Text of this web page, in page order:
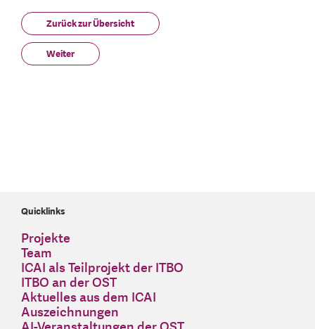
Zurück zur Übersicht
Weiter
Quicklinks
Projekte
Team
ICAI als Teilprojekt der ITBO
ITBO an der OST
Aktuelles aus dem ICAI
Auszeichnungen